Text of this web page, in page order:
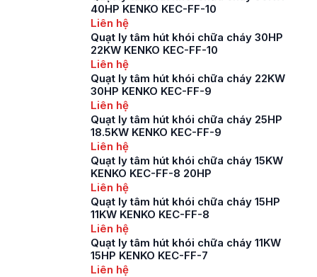
40HP KENKO KEC-FF-10
Liên hệ
Quạt ly tâm hút khói chữa cháy 30HP
22KW KENKO KEC-FF-10
Liên hệ
Quạt ly tâm hút khói chữa cháy 22KW
30HP KENKO KEC-FF-9
Liên hệ
Quạt ly tâm hút khói chữa cháy 25HP
18.5KW KENKO KEC-FF-9
Liên hệ
Quạt ly tâm hút khói chữa cháy 15KW
KENKO KEC-FF-8 20HP
Liên hệ
Quạt ly tâm hút khói chữa cháy 15HP
11KW KENKO KEC-FF-8
Liên hệ
Quạt ly tâm hút khói chữa cháy 11KW
15HP KENKO KEC-FF-7
Liên hệ